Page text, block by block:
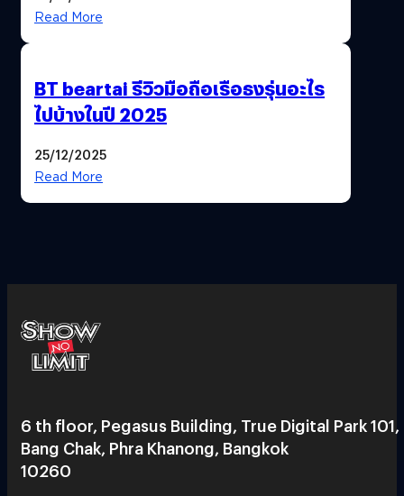
Read More
BT beartai รีวิวมือถือเรือธงรุ่นอะไร
ไปบ้างในปี 2025
25/12/2025
Read More
6 th floor, Pegasus Building, True Digital Park 101,
Bang Chak, Phra Khanong, Bangkok
10260